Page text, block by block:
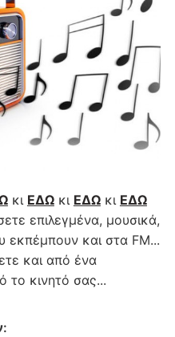
κι ΕΔΩκι ΕΔΩκι ΕΔΩ
επιλεγμένα, μουσικά,
εκπέμπουν και στα FM...
και από ένα
το κινητό σας...
: